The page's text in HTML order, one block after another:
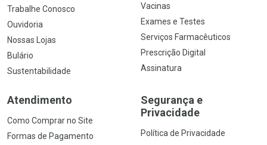
Trabalhe Conosco
Ouvidoria
Nossas Lojas
Bulário
Sustentabilidade
Vacinas
Exames e Testes
Serviços Farmacêuticos
Prescrição Digital
Assinatura
Atendimento
Como Comprar no Site
Formas de Pagamento
Segurança e
Privacidade
Política de Privacidade